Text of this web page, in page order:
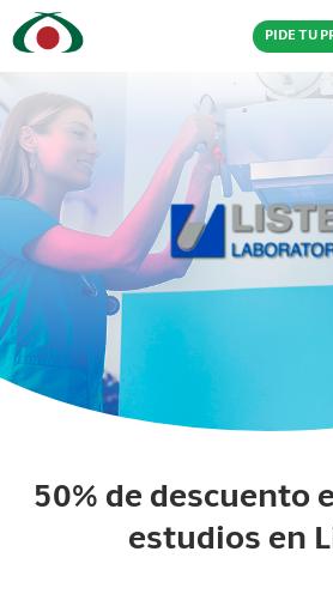
PIDE TU
PERSONAS
50% de descuento
estudios en